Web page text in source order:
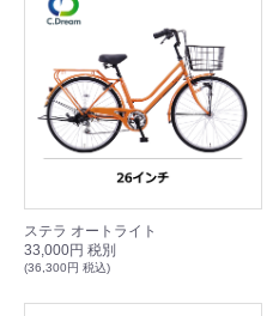
ステラ オートライト
33,000円 税別
(36,300円 税込)